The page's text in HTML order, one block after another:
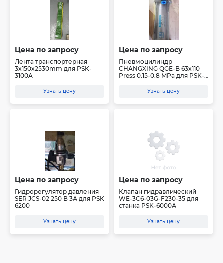
Цена по запросу
Лента транспортерная
3x150x2530mm для PSK-
3100A
Узнать цену
Цена по запросу
Пневмоцилиндр
CHANGXING QGE-B 63x110
Press 0.15-0.8 MPa для PSK-
Узнать цену
Цена по запросу
Гидрорегулятор давления
SER JCS-02 250 В 3А для PSK
6200
Узнать цену
Цена по запросу
Клапан гидравлический
WE-3C6-03G-F230-35 для
станка PSK-6000А
Узнать цену